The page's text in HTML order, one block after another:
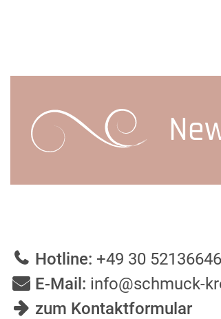
Hotline: +49 30 52136646
E-Mail: info@schmuck-
zum Kontaktformular